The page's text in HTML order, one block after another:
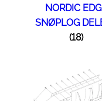
NORDIC
SNØPLOG
(18)